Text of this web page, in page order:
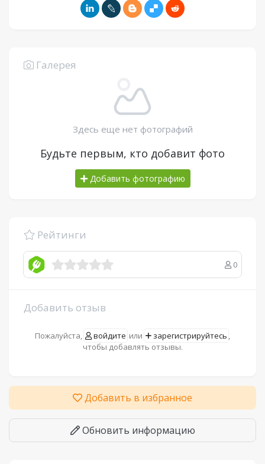
Галерея
Здесь еще нет фотографий
Будьте первым, кто добавит фото
Добавить фотографию
Рейтинги
0
Добавить отзыв
Пожалуйста, войдите или зарегистрируйтесь ,
чтобы добавлять отзывы.
Добавить в избранное
Обновить информацию